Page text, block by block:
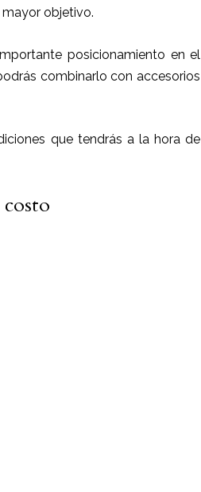
mayor objetivo.
posicionamiento en el
combinarlo con accesorios
que tendrás a la hora de